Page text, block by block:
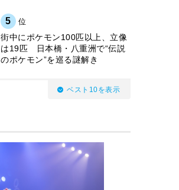
5 位
街中にポケモン100匹以上、立像
は19匹 日本橋・八重洲で“伝説
のポケモン”を巡る謎解き
ベスト10を表示